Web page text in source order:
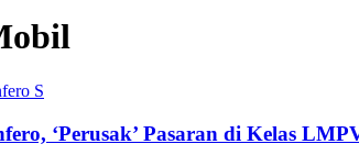
‘Perusak’ Pasaran di Kelas